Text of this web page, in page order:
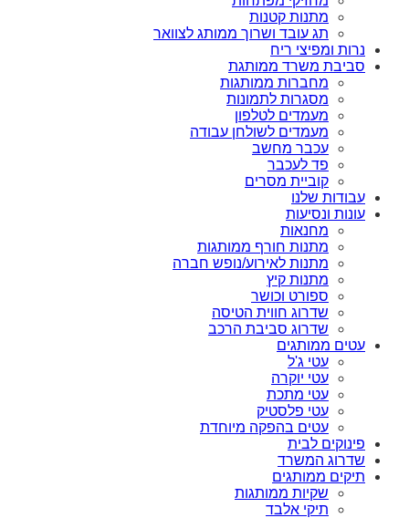
מתנות קטנות
תג עובד ושרוך ממותג לצוואר
נרות ומפיצי ריח
סביבת משרד ממותגת
מחברות ממותגות
מסגרות לתמונות
מעמדים לטלפון
מעמדים לשולחן עבודה
עכבר מחשב
פד לעכבר
קוביית מסרים
עבודות שלנו
עונות ונסיעות
מחנאות
מתנות חורף ממותגות
מתנות לאירוע/נופש חברה
מתנות קיץ
ספורט וכושר
שדרוג חווית הטיסה
שדרוג סביבת הרכב
עטים ממותגים
עטי ג'ל
עטי יוקרה
עטי מתכת
עטי פלסטיק
עטים בהפקה מיוחדת
פינוקים לבית
שדרוג המשרד
תיקים ממותגים
שקיות ממותגות
תיקי אלבד